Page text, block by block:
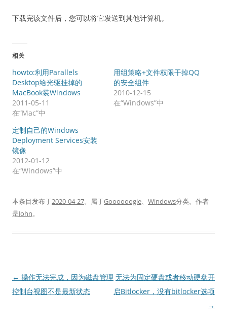
下载完该文件后，您可以将它发送到其他计算机。
相关
howto:利用Parallels
Desktop给光驱挂掉的
MacBook装Windows
2011-05-11
在“Mac”中
用组策略+文件权限干掉QQ
的安全组件
2010-12-15
在“Windows”中
定制自己的Windows
Deployment Services安装
镜像
2012-01-12
在“Windows”中
本条目发布于2020-04-27。属于Goooooogle、 Windows分类。 作者
是John。
文
章
← 操作无法完成，因为磁盘管理
控制台视图不是最新状态
无法为固定硬盘或者移动硬盘开
启Bitlocker，没有bitlocker选项
→